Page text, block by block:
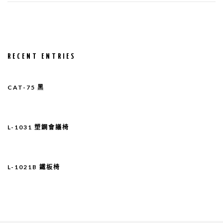
RECENT ENTRIES
CAT-75 黑
L-1031 塑鋼會議椅
L-1021B 鐵板椅